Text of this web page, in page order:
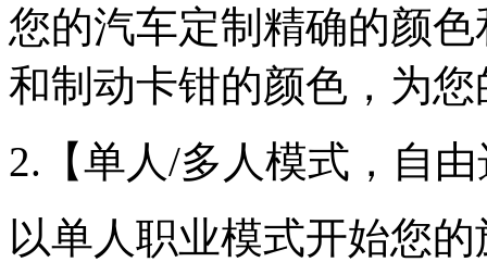
您的汽车定制精确的颜
和制动卡钳的颜色，为
2.【单人/多人模式，自
以单人职业模式开始您